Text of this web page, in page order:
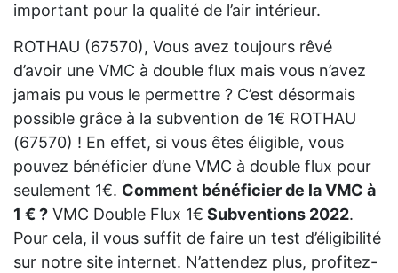
important pour la qualité de l’air intérieur.
ROTHAU (67570), Vous avez toujours rêvé
d’avoir une VMC à double flux mais vous n’avez
jamais pu vous le permettre ? C’est désormais
possible grâce à la subvention de 1€ ROTHAU
(67570) ! En effet, si vous êtes éligible, vous
pouvez bénéficier d’une VMC à double flux pour
seulement 1€. Comment bénéficier de la VMC à
1 € ? VMC Double Flux 1€ Subventions 2022.
Pour cela, il vous suffit de faire un test d’éligibilité
sur notre site internet. N’attendez plus, profitez-